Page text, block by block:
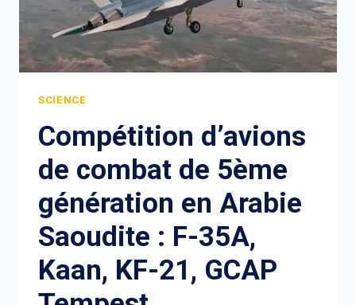
SCIENCE
Compétition d’avions
de combat de 5ème
génération en Arabie
Saoudite : F-35A,
Kaan, KF-21, GCAP